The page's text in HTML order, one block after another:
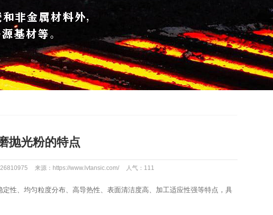
抛光粉的特点
来源：https://www.lvtansic.com/ 人气： 111
性、均匀粒度分布、高导热性、表面清洁度高、加工适应性强等特点，具